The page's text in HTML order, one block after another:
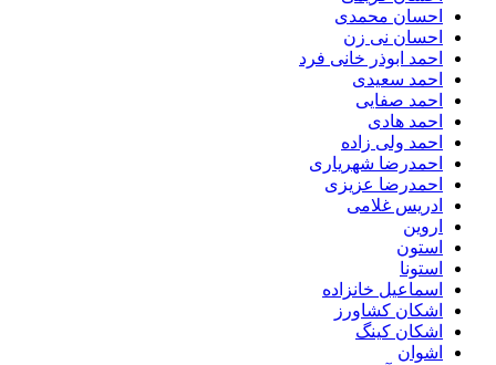
احسان محمدی
احسان نی زن
احمد ابوذر خانی فرد
احمد سعیدی
احمد صفایی
احمد هادی
احمد ولی زاده
احمدرضا شهریاری
احمدرضا عزیزی
ادریس غلامی
اروین
استون
استونا
اسماعیل خانزاده
اشکان کشاورز
اشکان کینگ
اشوان